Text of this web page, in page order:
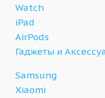
Watch
iPad
AirPods
Гаджеты и
Samsung
Xiaomi